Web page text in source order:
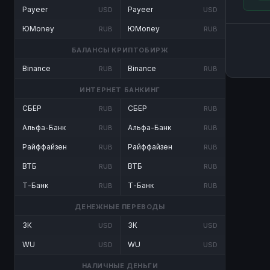
Payeer USD
ЮMoney RUB
Payeer USD
ЮMoney RUB
БАЛАНСЫ КРИПТОБИРЖ
Binance RUB Binance RUB
ИНТЕРНЕТ БАНКИНГ
СБЕР RUB
Альфа-Банк RUB
Райффайзен RUB
ВТБ RUB
Т-Банк RUB
СБЕР RUB
Альфа-Банк RUB
Райффайзен RUB
ВТБ RUB
Т-Банк RUB
ДЕНЕЖНЫЕ ПЕРЕВОДЫ
ЗК USD
WU USD
ЗК USD
WU USD
НАЛИЧНЫЕ ДЕНЬГИ